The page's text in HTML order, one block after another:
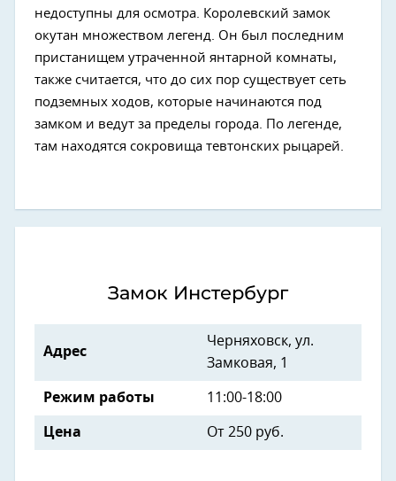
недоступны для осмотра. Королевский замок
окутан множеством легенд. Он был последним
пристанищем утраченной янтарной комнаты,
также считается, что до сих пор существует сеть
подземных ходов, которые начинаются под
замком и ведут за пределы города. По легенде,
там находятся сокровища тевтонских рыцарей.
Замок Инстербург
Адрес
Черняховск, ул.
Замковая, 1
Режим работы 11:00-18:00
Цена От 250 руб.